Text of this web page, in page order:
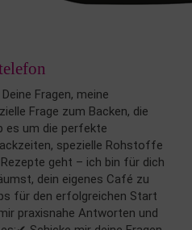
Fragen, meine
Frage zum Backen, die
es um die perfekte
spezielle Rohstoffe
geht – ich bin für dich
dein eigenes Café zu
für den erfolgreichen Start
praxisnahe Antworten und